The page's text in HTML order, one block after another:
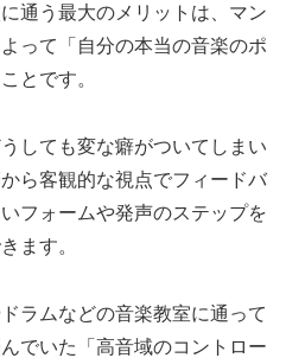
通う最大のメリットは、マン
って「自分の本当の音楽のポ
とです。
しても変な癖がついてしまい
ら客観的な視点でフィードバ
フォームや発声のステップを
ます。
ラムなどの音楽教室に通って
でいた「高音域のコントロー